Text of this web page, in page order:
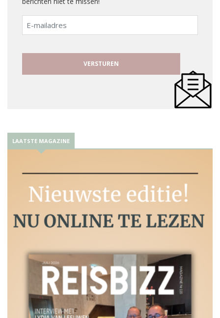
E-
mailadres
LAATSTE MAGAZINE